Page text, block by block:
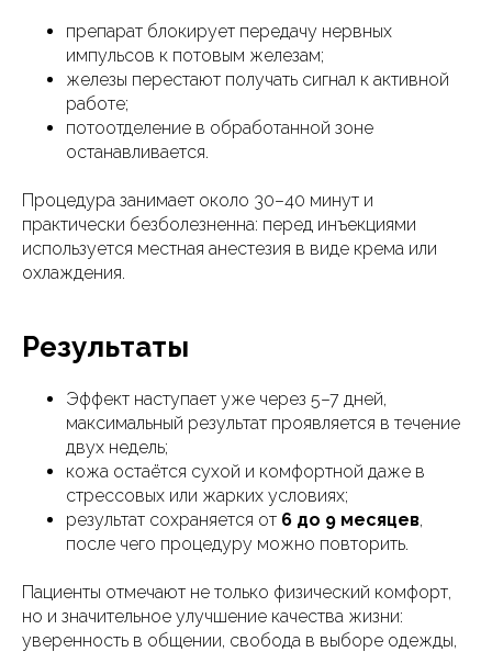
препарат блокирует передачу нервных
импульсов к потовым железам;
железы перестают получать сигнал к активной
работе;
потоотделение в обработанной зоне
останавливается.
Процедура занимает около 30–40 минут и
практически безболезненна: перед инъекциями
используется местная анестезия в виде крема или
охлаждения.
Результаты
Эффект наступает уже через 5–7 дней,
максимальный результат проявляется в течение
двух недель;
кожа остаётся сухой и комфортной даже в
стрессовых или жарких условиях;
результат сохраняется от 6 до 9 месяцев,
после чего процедуру можно повторить.
Пациенты отмечают не только физический комфорт,
но и значительное улучшение качества жизни:
уверенность в общении, свобода в выборе одежды,